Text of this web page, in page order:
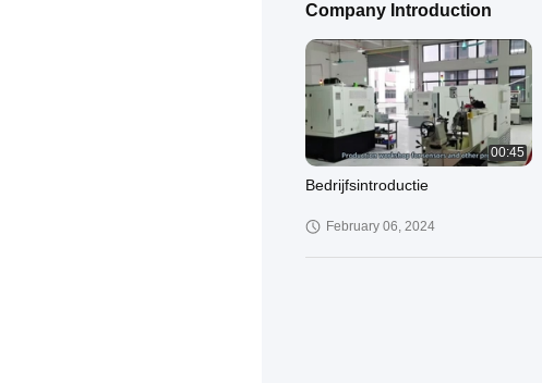
Company Introduction
00:45
Bedrijfsintroductie
February 06, 2024